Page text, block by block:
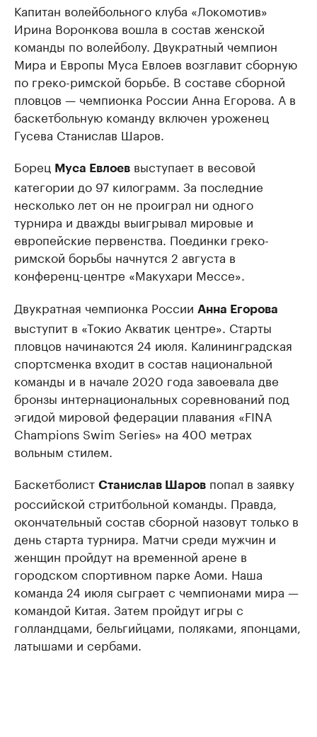
Капитан волейбольного клуба «Локомотив»
Ирина Воронкова вошла в состав женской
команды по волейболу. Двукратный чемпион
Мира и Европы Муса Евлоев возглавит сборную
по греко-римской борьбе. В составе сборной
пловцов — чемпионка России Анна Егорова. А в
баскетбольную команду включен уроженец
Гусева Станислав Шаров.
Борец Муса Евлоев выступает в весовой
категории до 97 килограмм. За последние
несколько лет он не проиграл ни одного
турнира и дважды выигрывал мировые и
европейские первенства. Поединки греко-
римской борьбы начнутся 2 августа в
конференц-центре «Макухари Мессе».
Двукратная чемпионка России Анна Егорова
выступит в «Токио Акватик центре». Старты
пловцов начинаются 24 июля. Калининградская
спортсменка входит в состав национальной
команды и в начале 2020 года завоевала две
бронзы интернациональных соревнований под
эгидой мировой федерации плавания «FINA
Champions Swim Series» на 400 метрах
вольным стилем.
Баскетболист Станислав Шаров попал в заявку
российской стритбольной команды. Правда,
окончательный состав сборной назовут только в
день старта турнира. Матчи среди мужчин и
женщин пройдут на временной арене в
городском спортивном парке Аоми. Наша
команда 24 июля сыграет с чемпионами мира —
командой Китая. Затем пройдут игры с
голландцами, бельгийцами, поляками, японцами,
латышами и сербами.